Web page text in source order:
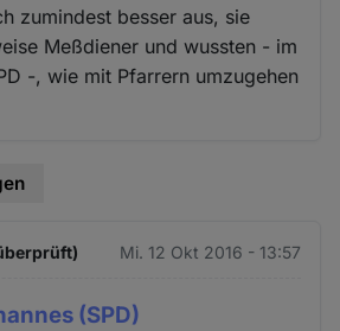
zumindest besser aus, sie
Meßdiener und wussten - im
-, wie mit Pfarrern umzugehen
Mi. 12 Okt 2016 - 13:57
(SPD)